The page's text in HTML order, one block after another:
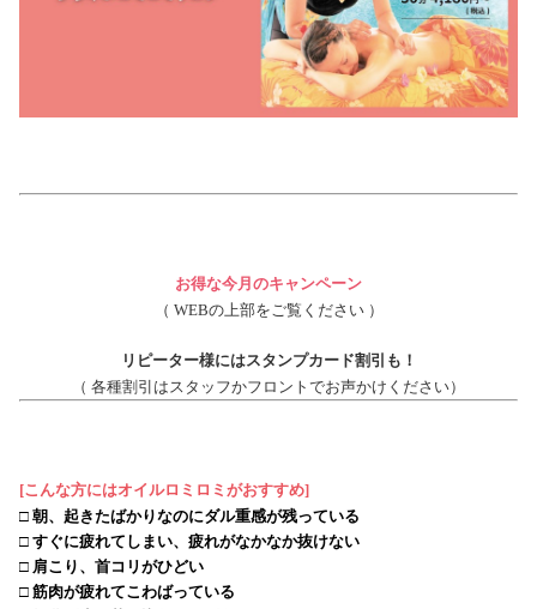
お得な今月のキャンペーン
（ WEBの上部をご覧ください ）
リピーター様にはスタンプカード割引も！
（ 各種割引はスタッフかフロントでお声かけください）
[こんな方にはオイルロミロミがおすすめ]
□ 朝、起きたばかりなのにダル重感が残っている
□ すぐに疲れてしまい、疲れがなかなか抜けない
□ 肩こり、首コリがひどい
□ 筋肉が疲れてこわばっている